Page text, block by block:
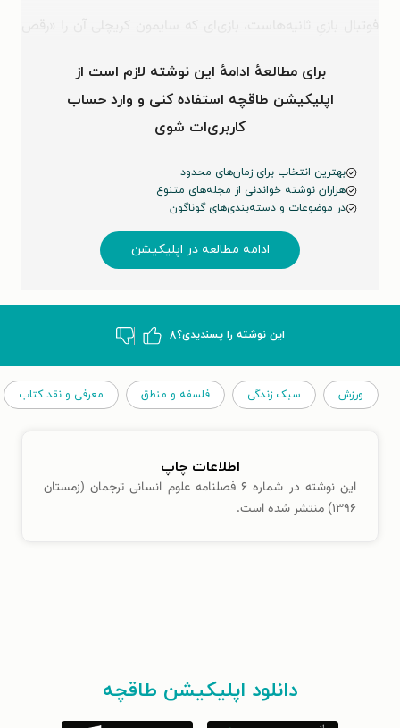
برای مطالعهٔ ادامهٔ این نوشته لازم است از
اپلیکیشن طاقچه استفاده کنی و وارد حساب
کاربری‌ات شوی
بهترین انتخاب برای زمان‌های محدود
هزاران نوشته خواندنی از مجله‌های متنوع
در موضوعات و دسته‌بندی‌های گوناگون
ادامه مطالعه در اپلیکیشن
این نوشته‌ را پسندیدی؟۸
ورزش سبک زندگی فلسفه و منطق معرفی و نقد کتاب
اطلاعات چاپ
این نوشته در شماره ۶ فصلنامه علوم انسانی ترجمان (زمستان
۱۳۹۶) منتشر شده است.
دانلود اپلیکیشن طاقچه